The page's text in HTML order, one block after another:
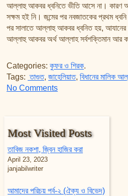
আল্লাহু আকবর ধ্বনিতে ভীতি আসে না। কারণ
সক্ষম হই নি। জন্মের পর নবজাতকের প্রথম
পর সালাতে আল্লাহু আকবর ধ্বনিত হয়, আযানের
আল্লাহু আকবর অর্থ আল্লাহ সর্বশক্তিমান আর
Categories: কুফর ও শিরক.
Tags: তাগুত,জাহেলিয়াত,বিধানের মালিক
No Commentson আযানের অর্থ কি আমরা
Most Visited Posts
তাবিজ নকশা, জ্বিন হাজির করা
April 23, 2023
janjabilwriter
আমাদের পরিচয় পর্ব-২ (ঐক্য ও বিভেদ)